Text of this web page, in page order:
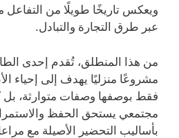
ويعكس تاريخًا طويلًا من التفاعل
عبر طرق التجارة والتبادل.
من هذا المنطلق، تُقدم إحدى
مشروعًا منزليًا يهدف إلى إحياء
فقط بوصفها وصفات متوارثة،
مجتمعي يستحق الحفظ
بأساليب التحضير الأصيلة مع